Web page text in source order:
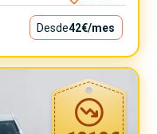
Desde42€/mes